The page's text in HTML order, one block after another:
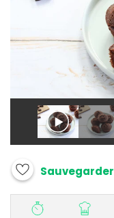
Sauvegarder